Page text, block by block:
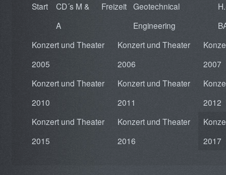
Start
CD´s M &
A
Freizeit Geotechnical
Engineering
Konzert und Theater
2005
Konzert und Theater
2006
2007
Konzert und Theater
2010
Konzert und Theater
2011
2012
Konzert und Theater
2015
Konzert und Theater
2016
2017